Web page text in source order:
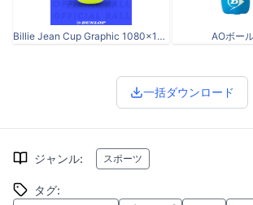
Billie Jean Cup Graphic 1080x1080.jpg AOボー
一括ダウンロード
ジャンル: スポーツ
タグ: